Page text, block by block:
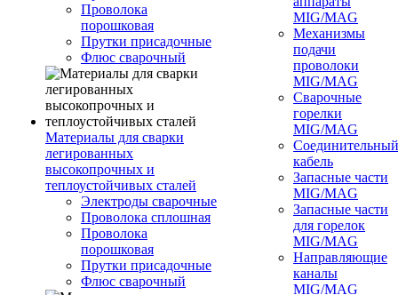
Проволока
порошковая
Прутки присадочные
Флюс сварочный
Материалы для сварки
легированных
высокопрочных и
теплоустойчивых сталей
Электроды сварочные
Проволока сплошная
Проволока
порошковая
Прутки присадочные
Флюс сварочный
MIG/MAG
Механизмы
подачи
проволоки
MIG/MAG
Сварочные
горелки
MIG/MAG
Соединительный
кабель
Запасные части
MIG/MAG
Запасные части
для горелок
MIG/MAG
Направляющие
каналы
MIG/MAG